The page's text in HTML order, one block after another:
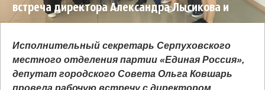
встреча директора Александра Лысикова и
депутата Ольги Ковшарь
Исполнительный секретарь Серпуховского
местного отделения партии «Единая Россия»,
депутат городского Совета Ольга Ковшарь
провела рабочую встречу с директором